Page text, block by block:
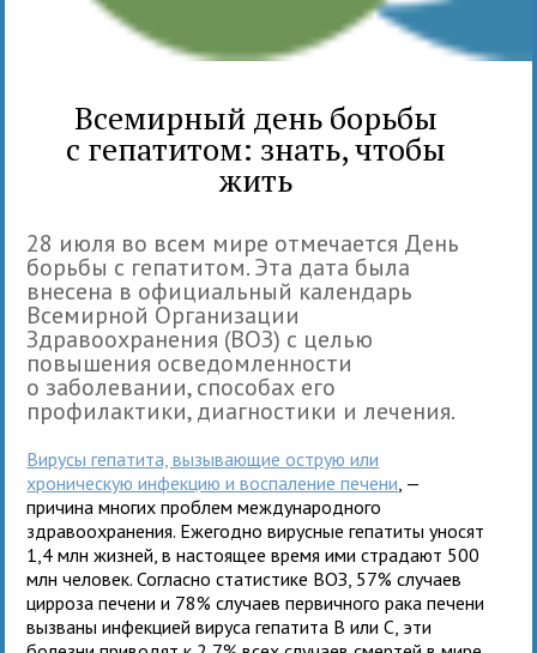
Всемирный день борьбы
с гепатитом: знать, чтобы
жить
28 июля во всем мире отмечается День
борьбы с гепатитом. Эта дата была
внесена в официальный календарь
Всемирной Организации
Здравоохранения (ВОЗ) с целью
повышения осведомленности
о заболевании, способах его
профилактики, диагностики и лечения.
Вирусы гепатита, вызывающие острую или
хроническую инфекцию и воспаление печени , —
причина многих проблем международного
здравоохранения. Ежегодно вирусные гепатиты уносят
1,4 млн жизней, в настоящее время ими страдают 500
млн человек. Согласно статистике ВОЗ, 57% случаев
цирроза печени и 78% случаев первичного рака печени
вызваны инфекцией вируса гепатита В или С, эти